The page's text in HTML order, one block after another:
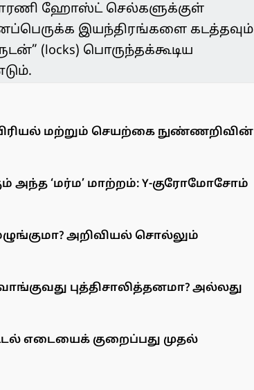
ஹோஸ்ட் செல்களுக்குள்
இயந்திரங்களை கடத்தவும்
(locks) பொருந்தக்கூடிய
உயிரியல் மற்றும் செயற்கை நுண்ணறிவின்
அந்த ‘மர்ம’ மாற்றம்: Y-குரோமோசோம்
அறிவியல் சொல்லும்
புத்திசாலித்தனமா? அல்லது
எடையைக் குறைப்பது முதல்